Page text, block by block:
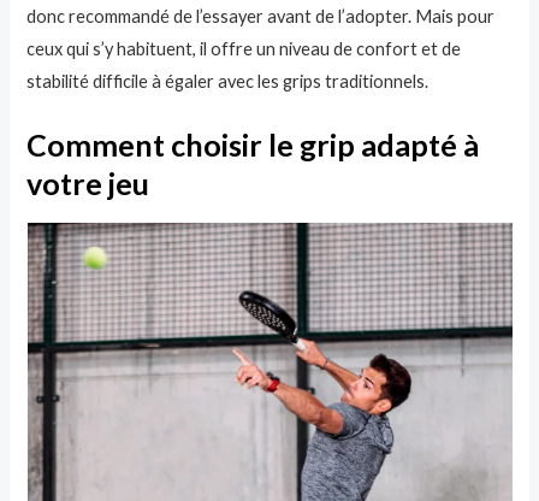
donc recommandé de l’essayer avant de l’adopter. Mais pour
ceux qui s’y habituent, il offre un niveau de confort et de
stabilité difficile à égaler avec les grips traditionnels.
Comment choisir le grip adapté à
votre jeu